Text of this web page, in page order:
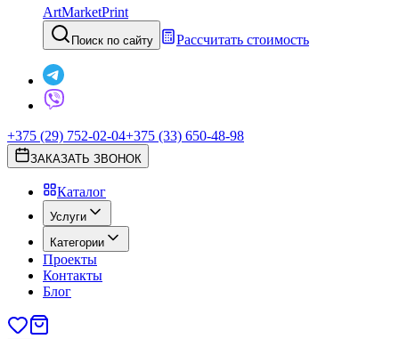
ArtMarketPrint
Поиск по сайту Рассчитать стоимость
+375 (29) 752-02-04+375 (33) 650-48-98
ЗАКАЗАТЬ ЗВОНОК
Каталог
Услуги
Категории
Проекты
Контакты
Блог